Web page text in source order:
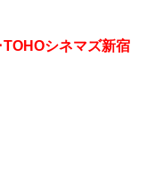
シネマズ新宿